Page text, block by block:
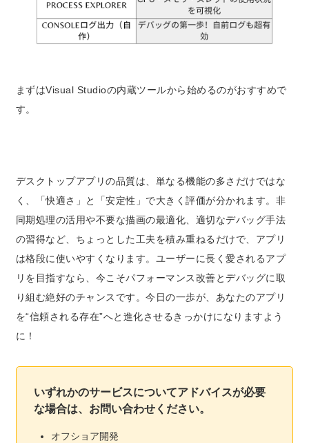
まずはVisual Studioの内蔵ツールから始めるのがおすすめで
す。
デスクトップアプリの品質は、単なる機能の多さだけではな
く、「快適さ」と「安定性」で大きく評価が分かれます。非
同期処理の活用や不要な描画の最適化、適切なデバッグ手法
の習得など、ちょっとした工夫を積み重ねるだけで、アプリ
は格段に使いやすくなります。ユーザーに長く愛されるアプ
リを目指すなら、今こそパフォーマンス改善とデバッグに取
り組む絶好のチャンスです。今日の一歩が、あなたのアプリ
を“信頼される存在”へと進化させるきっかけになりますよう
に！
いずれかのサービスについてアドバイスが必要
な場合は、お問い合わせください。
オフショア開発